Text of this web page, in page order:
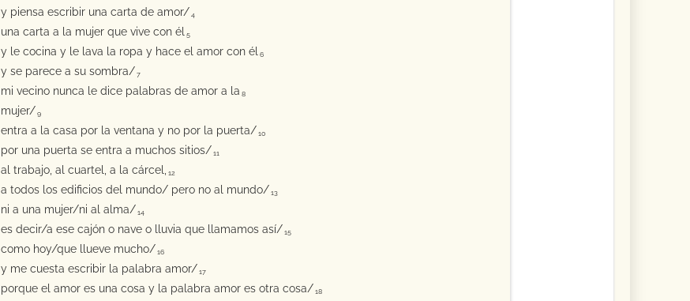
y piensa escribir una carta de amor/ 4
una carta a la mujer que vive con él 5
y le cocina y le lava la ropa y hace el amor con él 6
y se parece a su sombra/ 7
mi vecino nunca le dice palabras de amor a la 8
mujer/ 9
entra a la casa por la ventana y no por la puerta/ 10
por una puerta se entra a muchos sitios/ 11
al trabajo, al cuartel, a la cárcel, 12
a todos los edificios del mundo/ pero no al mundo/ 13
ni a una mujer/ni al alma/ 14
es decir/a ese cajón o nave o lluvia que llamamos así/ 15
como hoy/que llueve mucho/ 16
y me cuesta escribir la palabra amor/ 17
porque el amor es una cosa y la palabra amor es otra cosa/ 18